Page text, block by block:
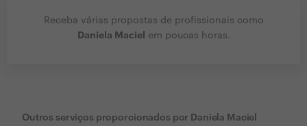
Receba várias propostas de profissionais como
Daniela Maciel
em poucas horas.
Outros serviços proporcionados por Daniela Maciel